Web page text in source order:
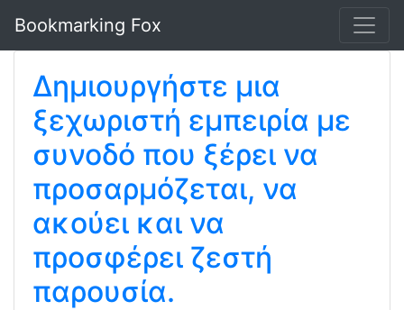
Bookmarking Fox
Δημιουργήστε μια
ξεχωριστή εμπειρία με
συνοδό που ξέρει να
προσαρμόζεται, να
ακούει και να
προσφέρει ζεστή
παρουσία.